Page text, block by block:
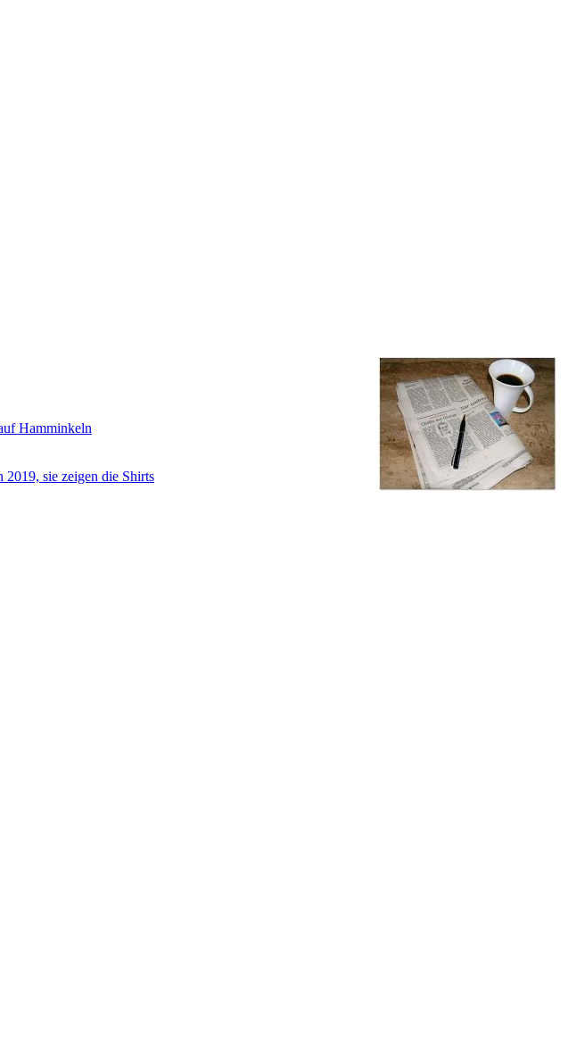
Hamminkeln
sie zeigen die Shirts